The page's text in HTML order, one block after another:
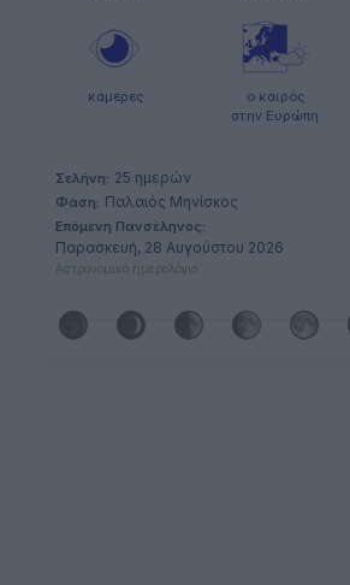
κάμερες
ο καιρός
στην Ευρώπη
Σελήνη: 25 ημερών
Φάση: Παλαιός Μηνίσκος
Επόμενη Πανσέληνος:
Παρασκευή, 28 Αυγούστου 2026
Αστρονομικό ημερολόγιο